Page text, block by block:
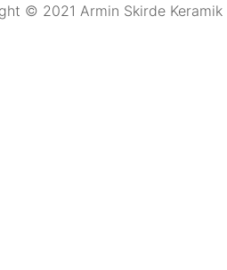
© 2021 Armin Skirde Keramik